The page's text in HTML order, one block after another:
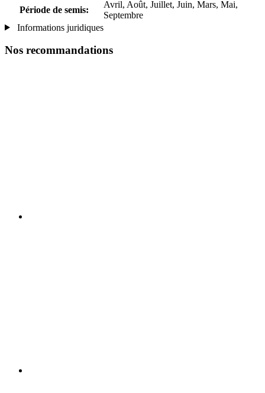
Période de semis:
Avril, Août, Juillet, Juin, Mars, Mai,
Septembre
Informations juridiques
Nos recommandations